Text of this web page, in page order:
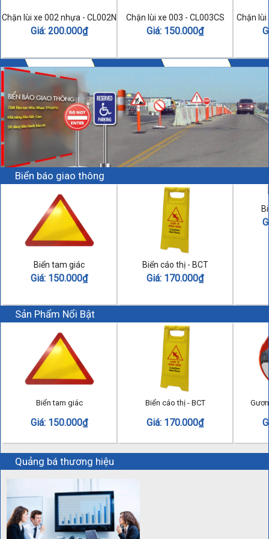
Chặn lùi xe 002 nhựa - CL002N
Giá: 200.000₫
Chặn lùi xe 003 - CL003CS
Giá: 150.000₫
Chặn lùi
Biển báo giao thông
Biển tam giác
Giá: 150.000₫
Biển cáo thị - BCT
Giá: 170.000₫
Sản Phẩm Nổi Bật
Biển tam giác
Giá: 150.000₫
Biển cáo thị - BCT
Giá: 170.000₫
Quảng bá thương hiệu